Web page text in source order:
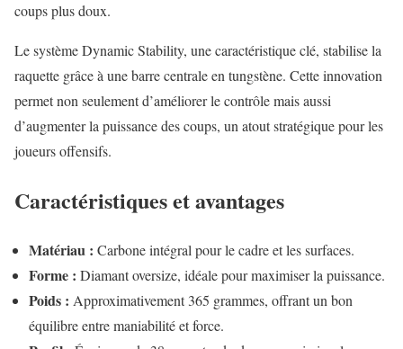
coups plus doux.
Le système Dynamic Stability, une caractéristique clé, stabilise la
raquette grâce à une barre centrale en tungstène. Cette innovation
permet non seulement d’améliorer le contrôle mais aussi
d’augmenter la puissance des coups, un atout stratégique pour les
joueurs offensifs.
Caractéristiques et avantages
Matériau : Carbone intégral pour le cadre et les surfaces.
Forme : Diamant oversize, idéale pour maximiser la puissance.
Poids : Approximativement 365 grammes, offrant un bon
équilibre entre maniabilité et force.